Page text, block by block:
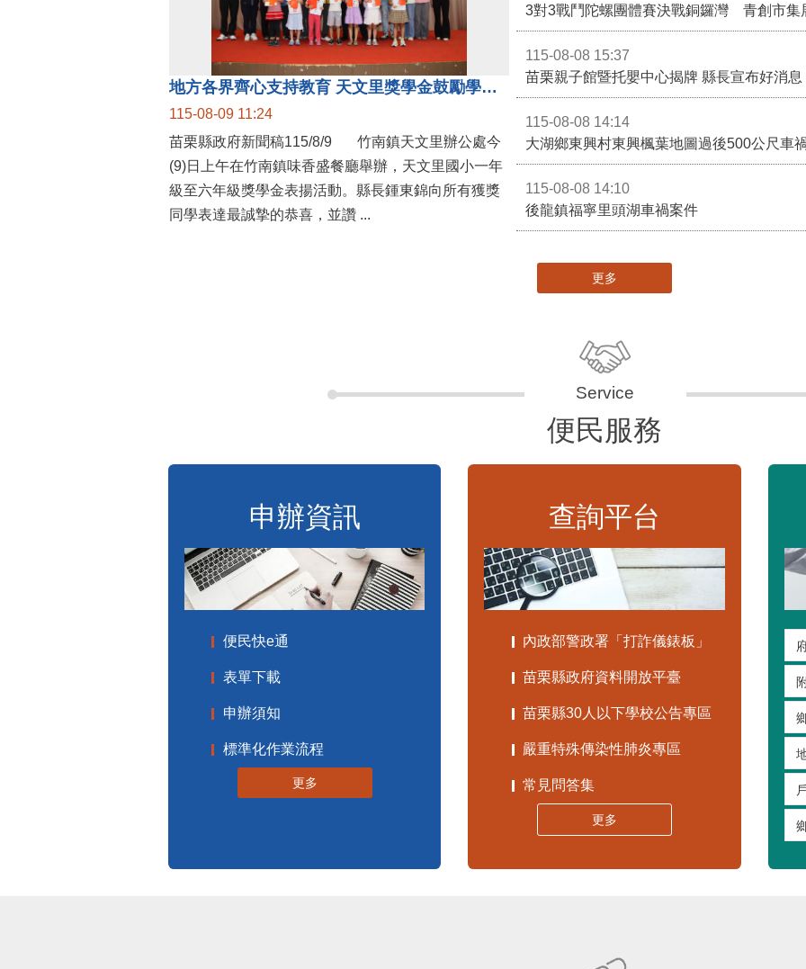
地方各界齊心支持教育 天文里獎學金鼓勵學童勇敢追夢
115-08-09 11:24
苗栗縣政府新聞稿115/8/9 竹南鎮天文里辦公處今
(9)日上午在竹南鎮味香盛餐廳舉辦，天文里國小一年
級至六年級獎學金表揚活動。縣長鍾東錦向所有獲獎
3對3戰鬥陀螺團體賽決戰銅鑼灣 青創市集
115-08-08 15:37
苗栗親子館暨托嬰中心揭牌 縣長宣布好消
115-08-08 14:14
大湖鄉東興村東興楓葉地圖過後500公尺車
115-08-08 14:10
後龍鎮福寧里頭湖車禍案件
更多
便民服務
申辦資訊
便民快e通
表單下載
申辦須知
標準化作業流程
更多
查詢平台
內政部警政署「打詐儀錶板」
苗栗縣政府資料開放平臺
苗栗縣30人以下學校公告專區
嚴重特殊傳染性肺炎專區
常見問答集
更多